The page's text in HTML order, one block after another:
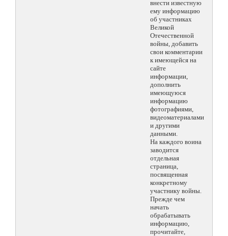
внести известную
ему информацию
об участниках
Великой
Отечественной
войны, добавить
свои комментарии
к имеющейся на
сайте
информации,
дополнить
имеющуюся
информацию
фотографиями,
видеоматериалами
и другими
данными.
На каждого воина
заводится
отдельная
страница,
посвященная
конкретному
участнику войны.
Прежде чем
начать
обрабатывать
информацию,
прочитайте,